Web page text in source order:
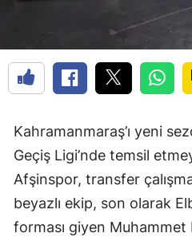
Kahramanmaraş’ı yeni
Geçiş Ligi’nde temsil
Afşinspor, transfer
beyazlı ekip, son olarak
forması giyen Muhammet